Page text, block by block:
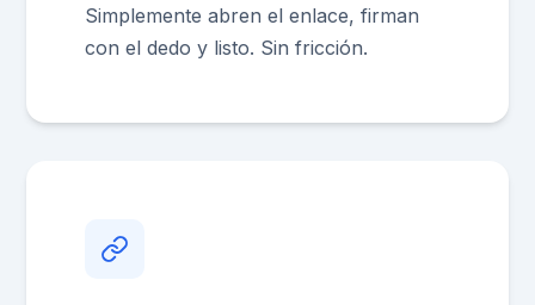
Simplemente abren el enlace, firman
con el dedo y listo. Sin fricción.